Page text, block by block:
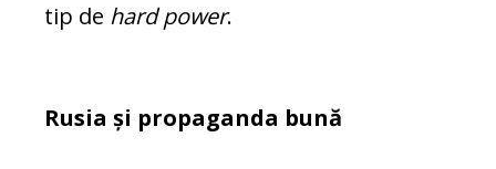
tip de hard power.
Rusia și propaganda bună